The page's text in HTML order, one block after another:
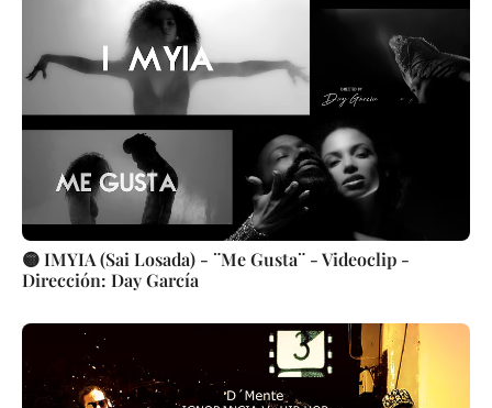
🟡 IMYIA (Sai Losada) - ¨Me Gusta¨ - Videoclip -
Dirección: Day García